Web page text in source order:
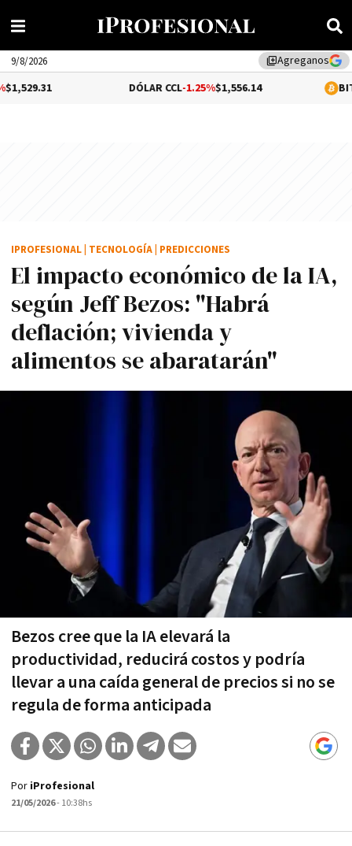
library_addAgreganos
9/8/2026
-1.25%$1,556.14
El impacto económico de la IA,
según Jeff Bezos: "Habrá
deflación; vivienda y
alimentos se abaratarán"
Bezos cree que la IA elevará la
productividad, reducirá costos y podría
llevar a una caída general de precios si no se
regula de forma anticipada
IPROFESIONAL TECNOLOGÍA PREDICCIONES
Por iProfesional
21/05/2026- 10:38hs